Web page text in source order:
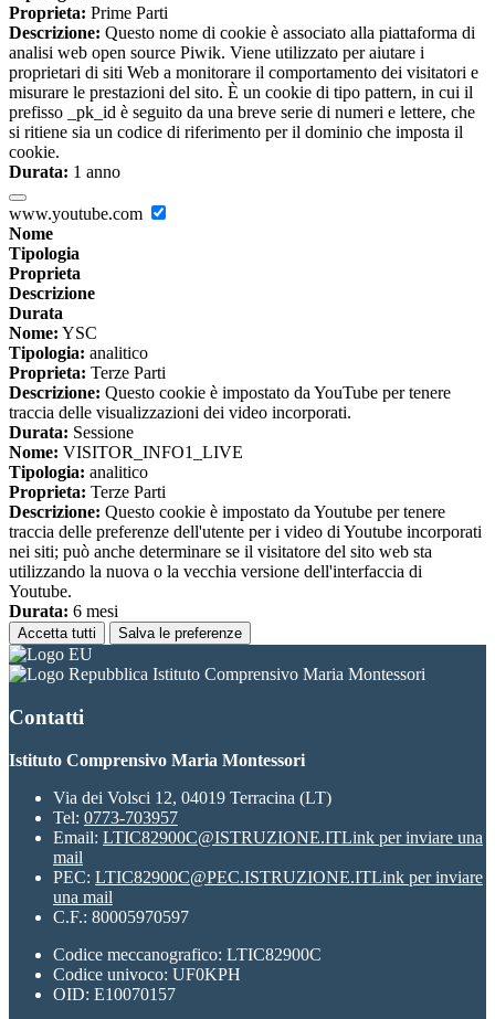
Proprieta: Prime Parti
Descrizione: Questo nome di cookie è associato alla piattaforma di
analisi web open source Piwik. Viene utilizzato per aiutare i
proprietari di siti Web a monitorare il comportamento dei visitatori e
misurare le prestazioni del sito. È un cookie di tipo pattern, in cui il
prefisso _pk_id è seguito da una breve serie di numeri e lettere, che
si ritiene sia un codice di riferimento per il dominio che imposta il
cookie.
Durata: 1 anno
www.youtube.com
Nome
Tipologia
Proprieta
Descrizione
Durata
Nome: YSC
Tipologia: analitico
Proprieta: Terze Parti
Descrizione: Questo cookie è impostato da YouTube per tenere
traccia delle visualizzazioni dei video incorporati.
Durata: Sessione
Nome: VISITOR_INFO1_LIVE
Tipologia: analitico
Proprieta: Terze Parti
Descrizione: Questo cookie è impostato da Youtube per tenere
traccia delle preferenze dell'utente per i video di Youtube incorporati
nei siti; può anche determinare se il visitatore del sito web sta
utilizzando la nuova o la vecchia versione dell'interfaccia di
Youtube.
Durata: 6 mesi
Accetta tutti Salva le preferenze
Istituto Comprensivo Maria Montessori
Contatti
Istituto Comprensivo Maria Montessori
Via dei Volsci 12, 04019 Terracina (LT)
Tel: 0773-703957
Email: LTIC82900C@ISTRUZIONE.ITLink per inviare una
mail
PEC: LTIC82900C@PEC.ISTRUZIONE.ITLink per inviare
una mail
C.F.: 80005970597
Codice meccanografico: LTIC82900C
Codice univoco: UF0KPH
OID: E10070157